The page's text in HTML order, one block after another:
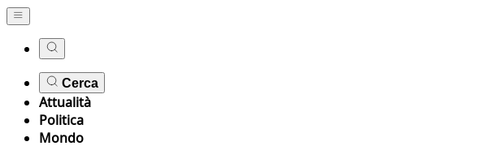
Cerca
Attualità
Politica
Mondo